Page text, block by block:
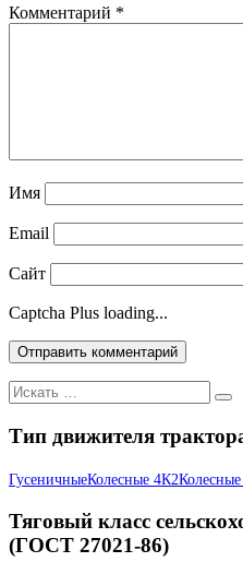
Комментарий *
Имя
Email
Сайт
Captcha Plus loading...
Искать:
Тип движителя
ГусеничныеКолесные 4К2
Тяговый класс
(ГОСТ 27021-86)